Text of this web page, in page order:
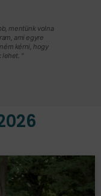
mentünk volna
ami egyre
kérni, hogy
lehet. "